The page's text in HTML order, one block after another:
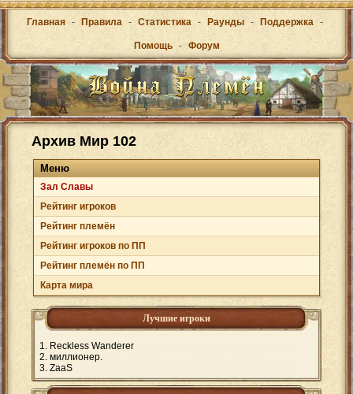
Главная - Правила - Статистика - Раунды - Поддержка -
Помощь - Форум
Архив Мир 102
Меню
Зал Cлавы
Рейтинг игроков
Рейтинг племён
Рейтинг игроков по ПП
Рейтинг племён по ПП
Карта мира
Лучшие игроки
Reckless Wanderer
миллионер.
ZaaS